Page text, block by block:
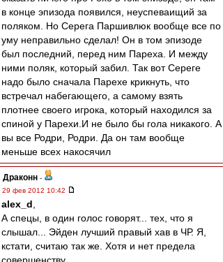
в конце эпизода появился, неуспеваищий за
поляком. Но Серега Паршивлюк вообще все по
уму неправильно сделал! Он в том эпизоде
был последний, перед ним Пареха. И между
ними поляк, который забил. Так вот Сереге
надо было сначала Парехе крикнуть, что
встречал набегающего, а самому взять
плотнее своего игрока, который находился за
спиной у Парехи.И не было бы гола никакого. А
вы все Родри, Родри. Да он там вообще
меньше всех накосячил
Драконн -
29 фев 2012 10:42
alex_d
А спецы, в один голос говорят... тех, что я
слышал... Эйден лучший правый хав в ЧР. Я,
кстати, считаю так же. Хотя и нет предела